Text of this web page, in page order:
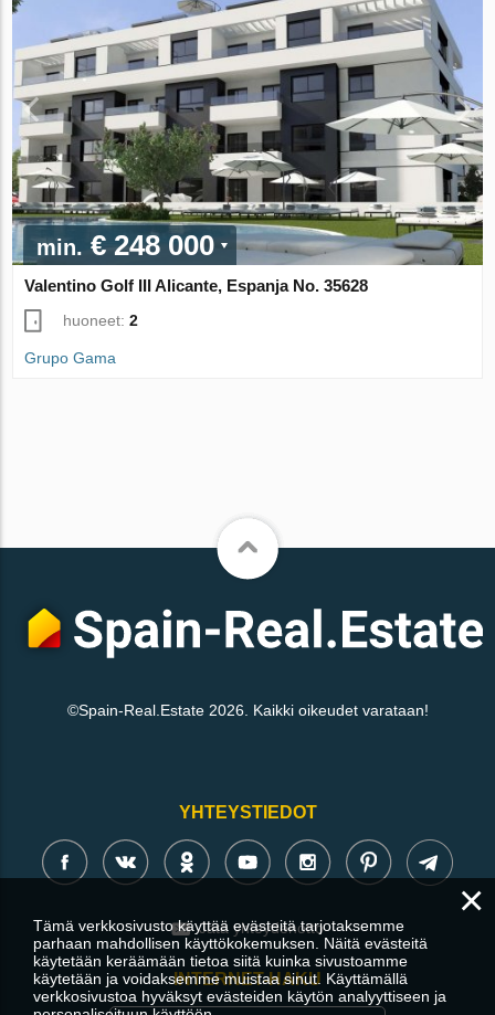
min. € 248 000
Valentino Golf III Alicante, Espanja No. 35628
huoneet:2
Grupo Gama
©Spain-Real.Estate 2026. Kaikki oikeudet varataan!
YHTEYSTIEDOT
Jätä yhteydenotto
INTERNET-HAKU
×
Tämä verkkosivusto käyttää evästeitä tarjotaksemme
parhaan mahdollisen käyttökokemuksen. Näitä evästeitä
käytetään keräämään tietoa siitä kuinka sivustoamme
käytetään ja voidaksemme muistaa sinut. Käyttämällä
verkkosivustoa hyväksyt evästeiden käytön analyyttiseen ja